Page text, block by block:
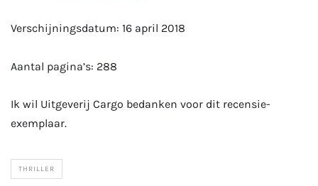
Verschijningsdatum: 16 april 2018
Aantal pagina’s: 288
Ik wil Uitgeverij Cargo bedanken voor dit recensie-
exemplaar.
THRILLER